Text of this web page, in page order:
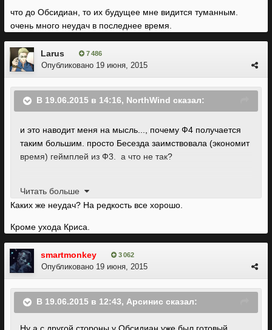
что до Обсидиан, то их будущее мне видится туманным.
очень много неудач в последнее время.
Larus 7 486
Опубликовано 19 июня, 2015
В 19.06.2015 в 14:16, NorthWind сказал:
и это наводит меня на мысль..., почему Ф4 получается
таким большим. просто Бесезда заимствовала (экономит
время) геймплей из Ф3. а что не так?
что до Обсидиан, то их будущее мне видится туманным.
Читать больше
Каких же неудач? На редкость все хорошо.
Кроме ухода Криса.
smartmonkey 3 062
Опубликовано 19 июня, 2015
В 19.06.2015 в 12:43, Арсинис сказал: